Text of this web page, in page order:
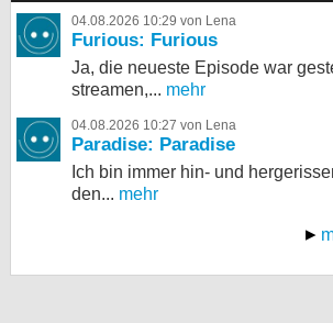
04.08.2026 10:29 von Lena
Furious: Furious
Ja, die neueste Episode war
streamen,... mehr
04.08.2026 10:27 von Lena
Paradise: Paradise
Ich bin immer hin- und
den... mehr